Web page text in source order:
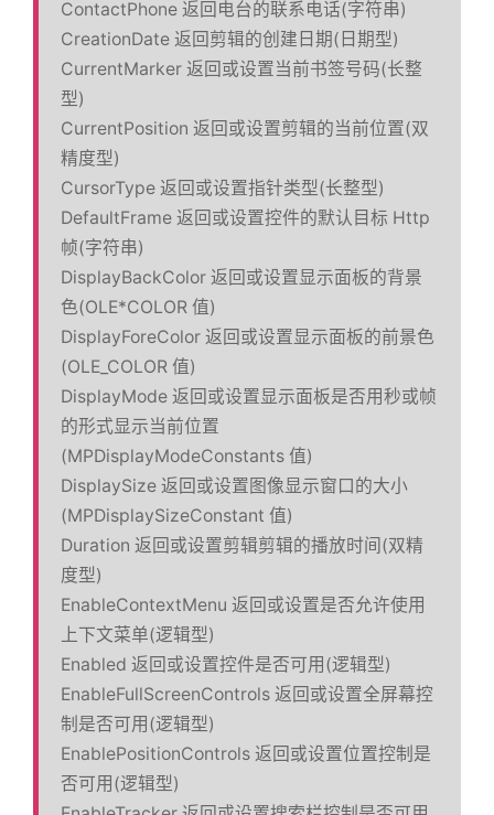
ContactPhone 返回电台的联系电话(字符串)
CreationDate 返回剪辑的创建日期(日期型)
CurrentMarker 返回或设置当前书签号码(长整
型)
CurrentPosition 返回或设置剪辑的当前位置(双
精度型)
CursorType 返回或设置指针类型(长整型)
DefaultFrame 返回或设置控件的默认目标 Http
帧(字符串)
DisplayBackColor 返回或设置显示面板的背景
色(OLE*COLOR 值)
DisplayForeColor 返回或设置显示面板的前景色
(OLE_COLOR 值)
DisplayMode 返回或设置显示面板是否用秒或帧
的形式显示当前位置
(MPDisplayModeConstants 值)
DisplaySize 返回或设置图像显示窗口的大小
(MPDisplaySizeConstant 值)
Duration 返回或设置剪辑剪辑的播放时间(双精
度型)
EnableContextMenu 返回或设置是否允许使用
上下文菜单(逻辑型)
Enabled 返回或设置控件是否可用(逻辑型)
EnableFullScreenControls 返回或设置全屏幕控
制是否可用(逻辑型)
EnablePositionControls 返回或设置位置控制是
否可用(逻辑型)